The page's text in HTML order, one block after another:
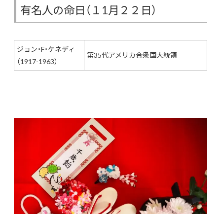
有名人の命日（１1月２２日）
ジョン・F・ケネディ
（1917-1963）
第35代アメリカ合衆国大統領